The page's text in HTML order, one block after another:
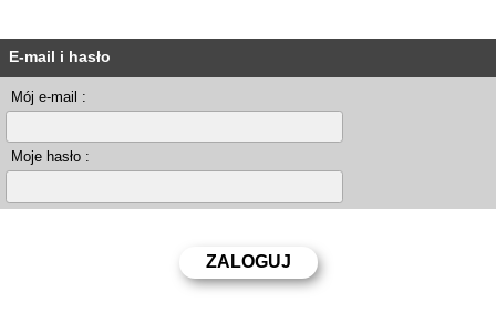
E-mail i hasło
Mój e-mail :
Moje hasło :